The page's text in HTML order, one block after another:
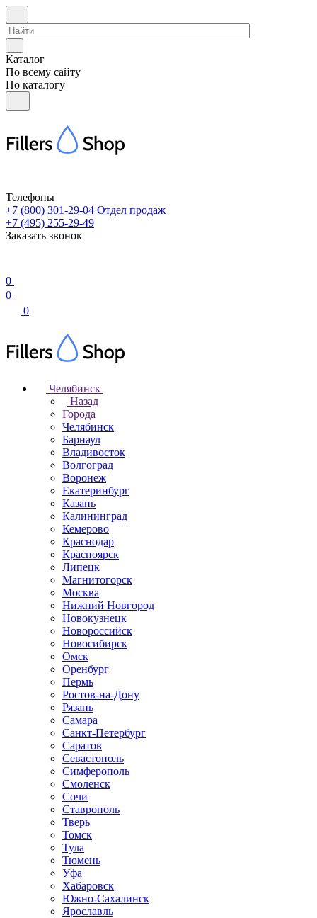
Каталог
По всему сайту
По каталогу
Телефоны
+7 (800) 301-29-04 Отдел продаж
+7 (495) 255-29-49
Заказать звонок
0
0
0
Челябинск
Назад
Города
Челябинск
Барнаул
Владивосток
Волгоград
Воронеж
Екатеринбург
Казань
Калининград
Кемерово
Краснодар
Красноярск
Липецк
Магнитогорск
Москва
Нижний Новгород
Новокузнецк
Новороссийск
Новосибирск
Омск
Оренбург
Пермь
Ростов-на-Дону
Рязань
Самара
Санкт-Петербург
Саратов
Севастополь
Симферополь
Смоленск
Сочи
Ставрополь
Тверь
Томск
Тула
Тюмень
Уфа
Хабаровск
Южно-Сахалинск
Ярославль